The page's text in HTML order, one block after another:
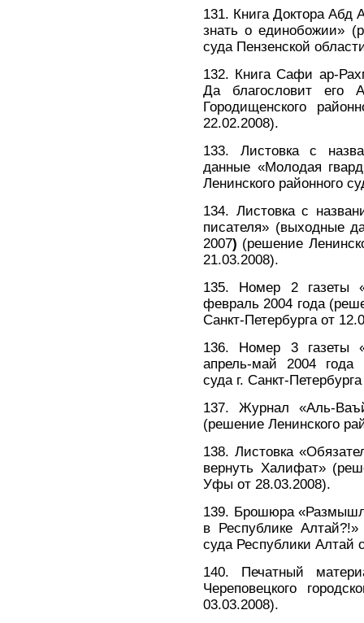
131. Книга Доктора
знать о единобожии»
суда Пензенской
132. Книга Сафи ар-
Да благословит его
Городищенского
22.02.2008).
133. Листовка с
данные «Молодая
Ленинского районного
134. Листовка с
писателя» (выходные
2007) (решение
21.03.2008).
135. Номер 2 газеты
февраль 2004 года
Санкт-Петербурга от
136. Номер 3 газеты
апрель-май 2004 года
суда г. Санкт-
137. Журнал «Аль-
(решение Ленинского
138. Листовка
вернуть Халифат»
Уфы от 28.03.2008).
139. Брошюра
в Республике Алтай?!»
суда Республики Алтай
140. Печатный
Череповецкого
03.03.2008).